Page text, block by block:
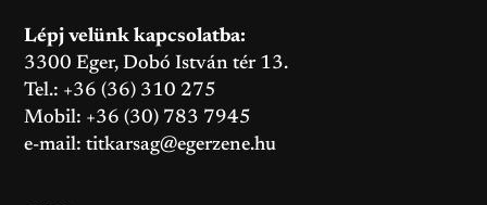
Lépj velünk kapcsolatba:
3300 Eger, Dobó István tér 13.
Tel.: +36 (36) 310 275
Mobil: +36 (30) 783 7945
e-mail:titkarsag@egerzene.hu